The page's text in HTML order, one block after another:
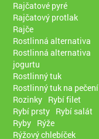
Rajčatové pyré
Rajčatový protlak
Rajče
Rostlinná alternativa
Rostlinná alternativa
jogurtu
Rostlinný tuk
Rostlinný tuk na pečení
Rozinky Rybí filet
Rybí prsty Rybí salát
Ryby Rýže
Rýžový chlebíček